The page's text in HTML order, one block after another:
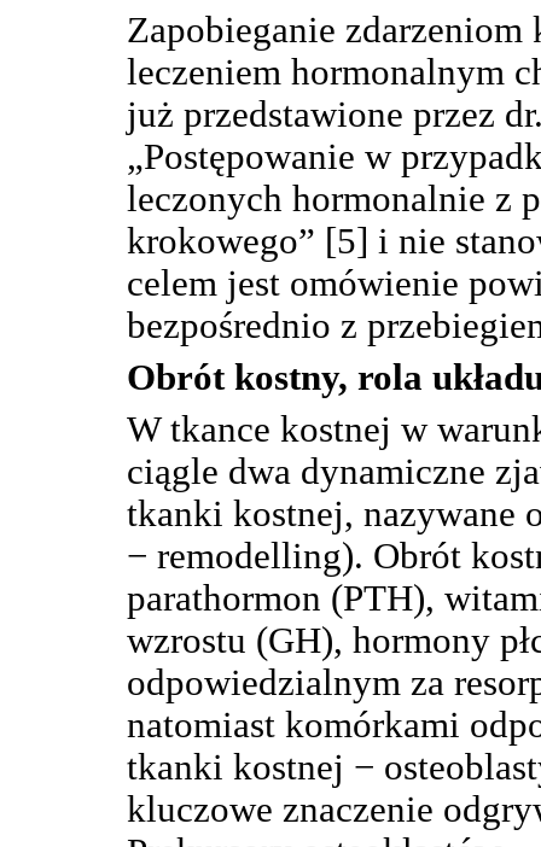
Zapobieganie zdarzeniom
leczeniem hormonalnym
już przedstawione przez
„Postępowanie w
leczonych hormonalnie z
krokowego” [5] i nie
celem jest omówienie
bezpośrednio z
Obrót kostny, rola
W tkance kostnej w
ciągle dwa dynamiczne
tkanki kostnej, nazywane
− remodelling). Obrót
parathormon (PTH),
wzrostu (GH), hormony
odpowiedzialnym za
natomiast komórkami
tkanki kostnej −
kluczowe znaczenie